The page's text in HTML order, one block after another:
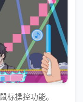
标操控功能。